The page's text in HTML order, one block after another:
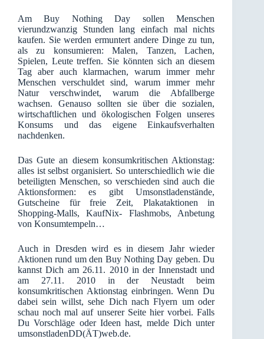
Am Buy Nothing Day sollen Menschen
vierundzwanzig Stunden lang einfach mal nichts
kaufen. Sie werden ermuntert andere Dinge zu tun,
als zu konsumieren: Malen, Tanzen, Lachen,
Spielen, Leute treffen. Sie könnten sich an diesem
Tag aber auch klarmachen, warum immer mehr
Menschen verschuldet sind, warum immer mehr
Natur verschwindet, warum die Abfallberge
wachsen. Genauso sollten sie über die sozialen,
wirtschaftlichen und ökologischen Folgen unseres
Konsums und das eigene Einkaufsverhalten
nachdenken.
Das Gute an diesem konsumkritischen Aktionstag:
alles ist selbst organisiert. So unterschiedlich wie die
beteiligten Menschen, so verschieden sind auch die
Aktionsformen: es gibt Umsonstladenstände,
Gutscheine für freie Zeit, Plakataktionen in
Shopping-Malls, KaufNix- Flashmobs, Anbetung
von Konsumtempeln…
Auch in Dresden wird es in diesem Jahr wieder
Aktionen rund um den Buy Nothing Day geben. Du
kannst Dich am 26.11. 2010 in der Innenstadt und
am 27.11. 2010 in der Neustadt beim
konsumkritischen Aktionstag einbringen. Wenn Du
dabei sein willst, sehe Dich nach Flyern um oder
schau noch mal auf unserer Seite hier vorbei. Falls
Du Vorschläge oder Ideen hast, melde Dich unter
umsonstladenDD(ÄT)web.de.